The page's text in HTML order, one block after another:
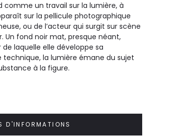
comme un travail sur la lumière, à
sur la pellicule photographique
ou de l’acteur qui surgit sur scène
Un fond noir mat, presque néant,
laquelle elle développe sa
la lumière émane du sujet
à la figure.
D'INFORMATIONS